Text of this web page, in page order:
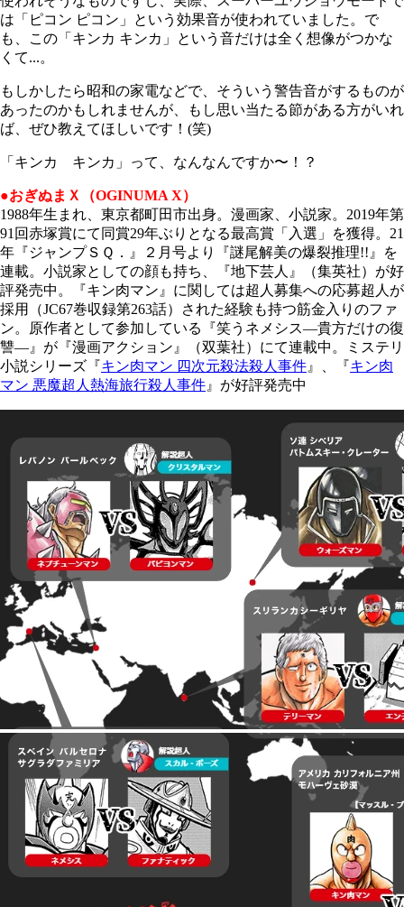
は「ピコン ピコン」という効果音が使われていました。で
も、この「キンカ キンカ」という音だけは全く想像がつかな
くて...。
もしかしたら昭和の家電などで、そういう警告音がするものが
あったのかもしれませんが、もし思い当たる節がある方がいれ
ば、ぜひ教えてほしいです！ (笑)
「キンカ キンカ」って、なんなんですか〜！？
●おぎぬまＸ（OGINUMA X）
1988年生まれ、東京都町田市出身。漫画家、小説家。 2019年第
91 回赤塚賞にて同賞29年ぶりとなる最高賞「入選」を獲得。 21
年『ジャンプＳＱ．』２月号より『謎尾解美の爆裂推理!! 』を
連載。小説家としての顔も持ち、『地下芸人』（集英社）が好
評発売中。『キン肉マン』に関しては超人募集への応募超人が
採用（JC67巻収録第263話）された経験も持つ筋金入りのファ
ン。原作者として参加している『笑うネメシス―貴方だけの復
讐― 』が『漫画アクション』（双葉社）にて連載中。ミステリ
小説シリーズ『キン肉マン 四次元殺法殺人事件 』、『キン肉
マン 悪魔超人熱海旅行殺人事件 』が好評発売中